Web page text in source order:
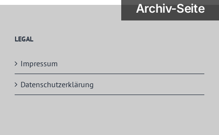
LEGAL
Impressum
Datenschutzerklärung
Archiv-Seite